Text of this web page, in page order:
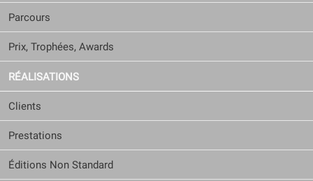
Parcours
Prix, Trophées, Awards
RÉALISATIONS
Clients
Prestations
Éditions Non Standard